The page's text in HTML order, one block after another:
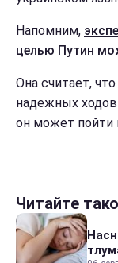
Напомним,
целью Путин
Она считает,
надежных ходов
он может пойти
Читайте